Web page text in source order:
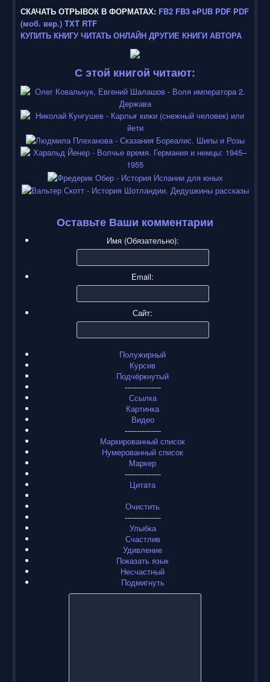
СКАЧАТЬ ОТРЫВОК В ФОРМАТАХ: FB2 FB3 ePUB PDF PDF
(моб. вер.) TXT RTF
КУПИТЬ КНИГУ ЧИТАТЬ ОНЛАЙН ДРУГИЕ КНИГИ АВТОРА
С этой книгой читают:
Оставьте Ваши комментарии
Имя (Обязательно):
Email:
Сайт:
Полужирный
Курсив
Подчёркнутый
---------------
Ссылка
Картинка
Видео
---------------
Маркированный список
Нумерованный список
Маркер
---------------
Цитата
Очистить
---------------
Улыбка
Счастлив
Удивление
Показать язык
Несчастный
Подмигнуть